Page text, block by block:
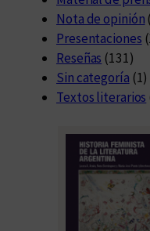
i
a
Nota de opinión
Presentaciones
Reseñas (131)
Sin categoría (1)
Textos literarios